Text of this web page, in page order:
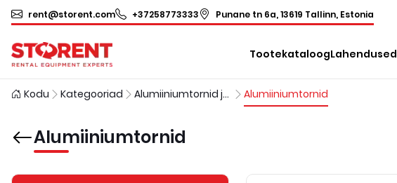
rent@storent.com +37258773333 Punane tn 6a, 13619 Tallinn, Estonia
TootekataloogLahendused
Kodu Kategooriad Alumiiniumtornid ja redelid Alumiiniumtornid
Alumiiniumtornid